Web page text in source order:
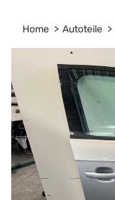
Home Autoteile